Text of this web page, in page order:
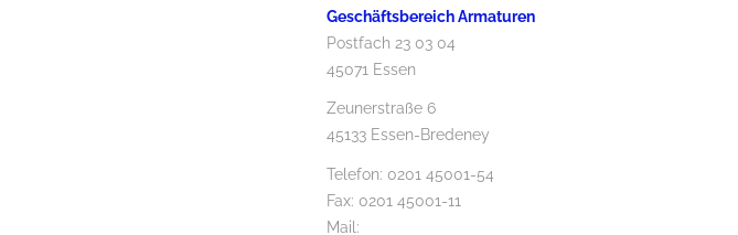
Geschäftsbereich Armaturen
Postfach 23 03 04
45071 Essen
Zeunerstraße 6
45133 Essen-Bredeney
Telefon: 0201 45001-54
Fax: 0201 45001-11
Mail: